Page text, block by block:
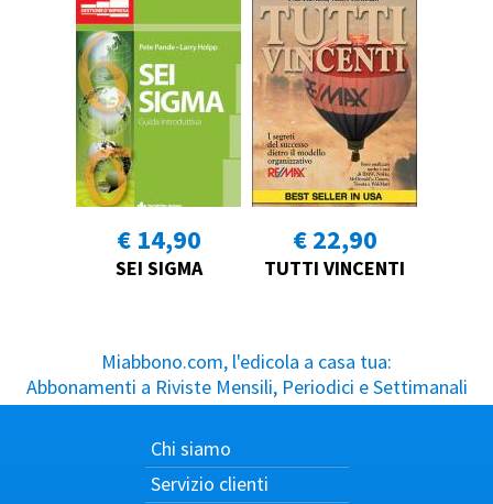
€ 14,90
SEI SIGMA
€ 22,90
TUTTI VINCENTI
Miabbono.com, l'edicola a casa tua:
Abbonamenti a Riviste Mensili, Periodici e Settimanali
Chi siamo
Servizio clienti